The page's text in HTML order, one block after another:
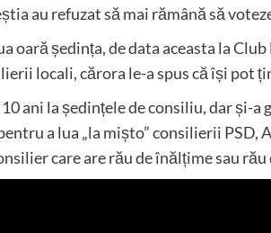
au refuzat să mai rămână să
oară ședința, de data aceasta la
locali, cărora le-a spus că își pot
ani la ședințele de consiliu, dar și-a
a lua „la mișto” consilierii PSD,
care are rău de înălțime sau rău